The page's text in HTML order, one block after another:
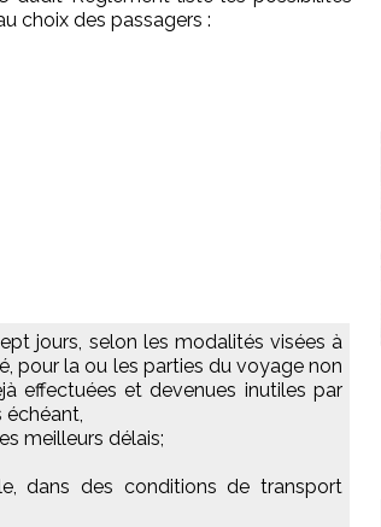
choix des passagers :
jours, selon les modalités visées à
pour la ou les parties du voyage non
effectuées et devenues inutiles par
échéant,
meilleurs délais;
dans des conditions de transport